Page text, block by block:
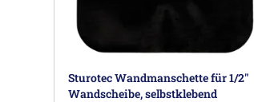
Sturotec Wandmanschette für 1/2"
Wandscheibe, selbstklebend